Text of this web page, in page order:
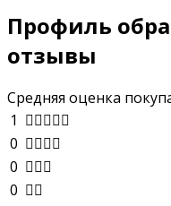
Профиль
отзывы
Средняя оценка
1
0
0
0